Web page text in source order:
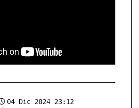
04 Dic 2024 23:12